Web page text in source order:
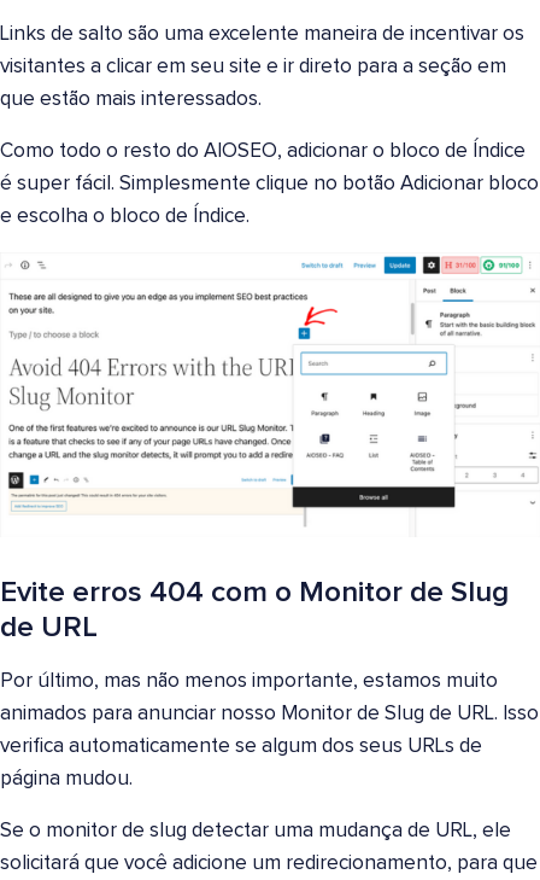
Links de salto são uma excelente maneira de incentivar os
visitantes a clicar em seu site e ir direto para a seção em
que estão mais interessados.
Como todo o resto do AIOSEO, adicionar o bloco de Índice
é super fácil. Simplesmente clique no botão Adicionar bloco
e escolha o bloco de Índice.
Evite erros 404 com o Monitor de Slug
de URL
Por último, mas não menos importante, estamos muito
animados para anunciar nosso Monitor de Slug de URL. Isso
verifica automaticamente se algum dos seus URLs de
página mudou.
Se o monitor de slug detectar uma mudança de URL, ele
solicitará que você adicione um redirecionamento, para que